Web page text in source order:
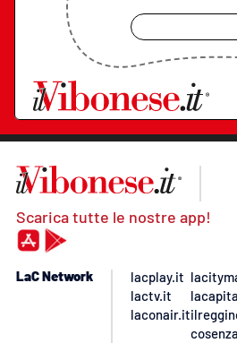
Scarica tutte le nostre app!
LaC Network
lacplay.it
lactv.it
laconair.it